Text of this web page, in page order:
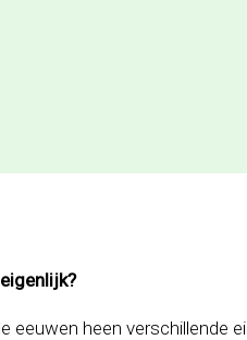
eeuwen heen verschillende